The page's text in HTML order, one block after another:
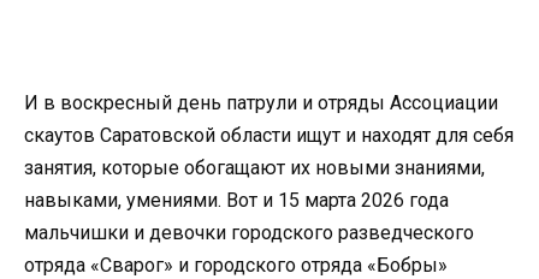
И в воскресный день патрули и отряды Ассоциации
скаутов Саратовской области ищут и находят для себя
занятия, которые обогащают их новыми знаниями,
навыками, умениями. Вот и 15 марта 2026 года
мальчишки и девочки городского разведческого
отряда «Сварог» и городского отряда «Бобры»